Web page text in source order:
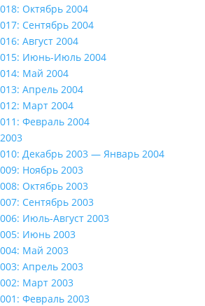
018: Октябрь 2004
017: Сентябрь 2004
016: Август 2004
015: Июнь-Июль 2004
014: Май 2004
013: Апрель 2004
012: Март 2004
011: Февраль 2004
2003
010: Декабрь 2003 — Январь 2004
009: Ноябрь 2003
008: Октябрь 2003
007: Сентябрь 2003
006: Июль-Август 2003
005: Июнь 2003
004: Май 2003
003: Апрель 2003
002: Март 2003
001: Февраль 2003